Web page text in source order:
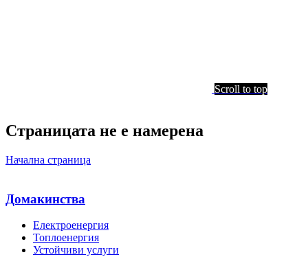
Scroll to top
Страницата не е намерена
Начална страница
Домакинства
Електроенергия
Топлоенергия
Устойчиви услуги